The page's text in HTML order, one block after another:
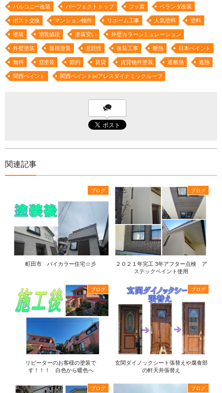
バルコニー改装 パーフェクトトップ フッ素 ベランダ改装
ポスト交換 マンション物件 リホーム工事 人気塗料 塗料
塗装 塗装値段 塗装安い 外壁カラーシミュレーション
外壁塗装 屋根塗装 意匠性 改装工事 断熱 日本ペイント
無料 窓塗装 節約 賃貸 賃貸物件塗装 遮断熱 遮熱
関西ペイント 関西ペイント㈱アレスダイナミックルーフ
関連記事
ブログ
町田市 バイカラー住宅☆彡
ブログ
２０２１年完工 3年アフター点検 ア
ステックペイント使用
ブログ
リピーターのお客様の塗装で
す！！！ 白色から暖色へ
ブログ
玄関ダイノックシート張替えや腐食部
の軒天井張替え
ブログ ブログ